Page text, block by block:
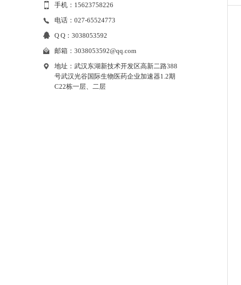
手机：15623758226
电话：027-65524773
Q Q：3038053592
邮箱： 3038053592@qq.com
地址：武汉东湖新技术开发区高新二路388
号武汉光谷国际生物医药企业加速器1.2期
C22栋一层、二层